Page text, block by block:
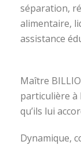
séparation,
alimentaire,
assistance
Maître
particulière à
qu’ils lui
Dynamique,